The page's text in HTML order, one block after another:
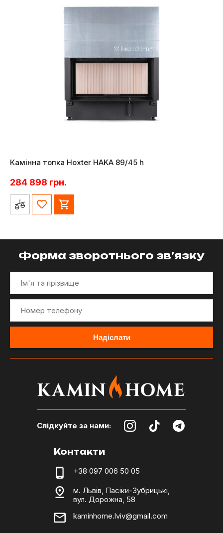
Камінна топка Hoxter HAKA 89/45 h
284 898 грн.
Форма зворотнього зв’язку
Слідкуйте за нами:
Контакти
+38 097 006 50 05
м. Львів, Пасіки-Зубрицькі,
вул. Дорожна, 58
kaminhome.lviv@gmail.com